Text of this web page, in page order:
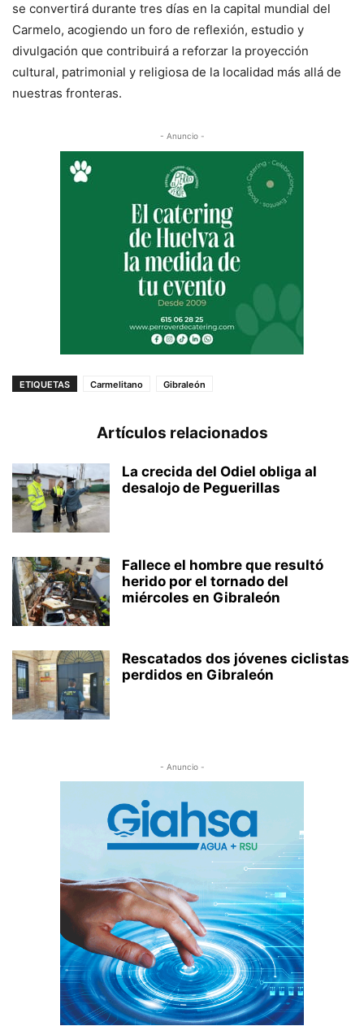
se convertirá durante tres días en la capital mundial del
Carmelo, acogiendo un foro de reflexión, estudio y
divulgación que contribuirá a reforzar la proyección
cultural, patrimonial y religiosa de la localidad más allá de
nuestras fronteras.
- Anuncio -
ETIQUETAS Carmelitano Gibraleón
Artículos relacionados
La crecida del Odiel obliga al
desalojo de Peguerillas
Fallece el hombre que resultó
herido por el tornado del
miércoles en Gibraleón
Rescatados dos jóvenes ciclistas
perdidos en Gibraleón
- Anuncio -